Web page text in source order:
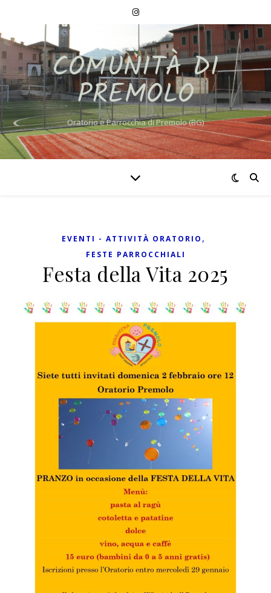
COMUNITÀ DI
PREMOLO
Oratorio e Parrocchia di Premolo (BG)
EVENTI - ATTIVITÀ ORATORIO ,
FESTE PARROCCHIALI
Festa della Vita 2025